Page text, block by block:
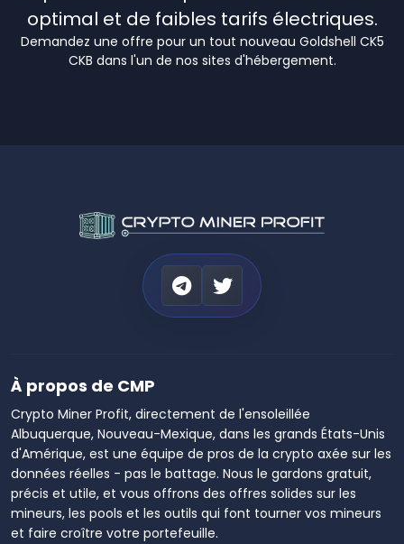
optimal et de faibles tarifs électriques.
Demandez une offre pour un tout nouveau Goldshell CK5
CKB dans l'un de nos sites d'hébergement.
À propos de CMP
Crypto Miner Profit, directement de l'ensoleillée
Albuquerque, Nouveau-Mexique, dans les grands États-Unis
d'Amérique, est une équipe de pros de la crypto axée sur les
données réelles - pas le battage. Nous le gardons gratuit,
précis et utile, et vous offrons des offres solides sur les
mineurs, les pools et les outils qui font tourner vos mineurs
et faire croître votre portefeuille.